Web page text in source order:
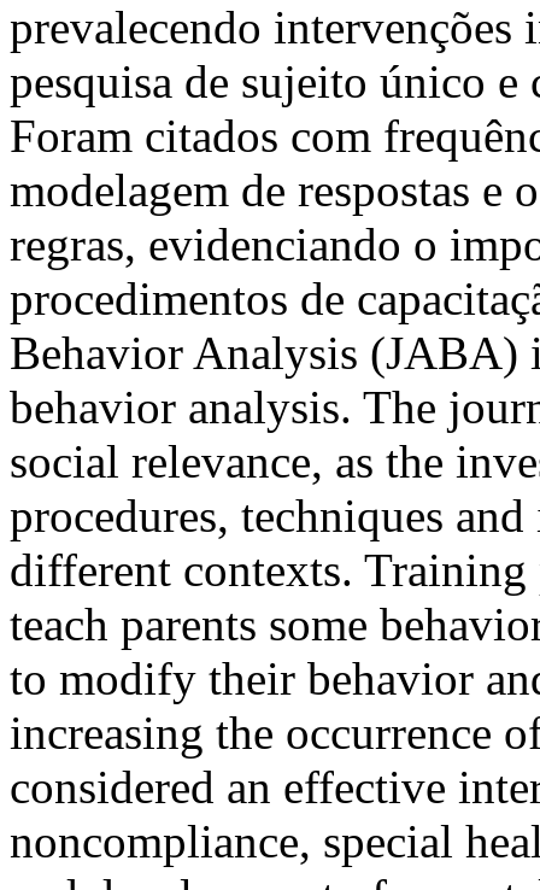
prevalecendo
pesquisa de sujeito único
Foram citados com
modelagem de respostas e
regras, evidenciando o
procedimentos de
Behavior Analysis (JABA)
behavior analysis. The
social relevance, as the
procedures, techniques
different contexts. Training
teach parents some
to modify their behavior
increasing the occurrence
considered an effective
noncompliance, special